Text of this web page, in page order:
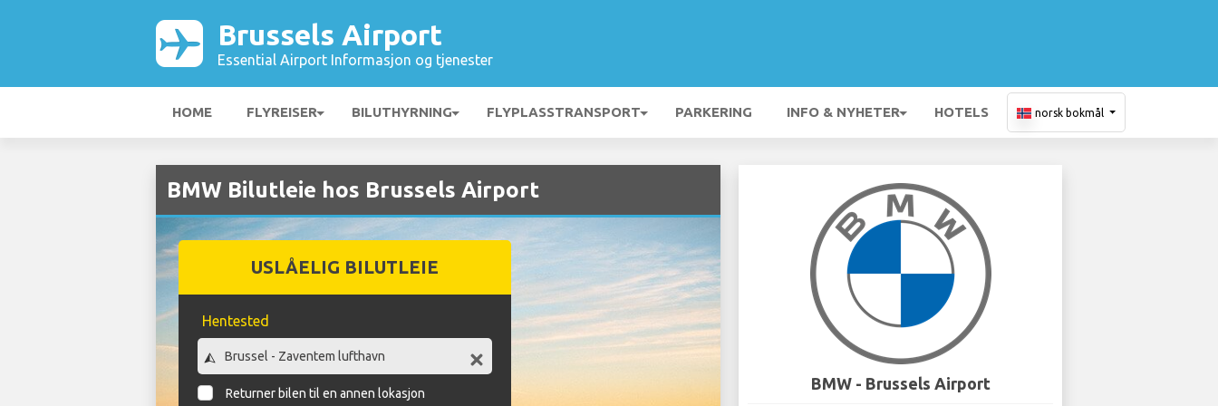
Brussels Airport
Essential Airport Informasjon og tjenester
HOME FLYREISER BILUTHYRNING FLYPLASSTRANSPORT PARKERING INFO & NYHETER HOTELS norsk bokmål
BMW Bilutleie hos Brussels Airport
USLÅELIG BILUTLEIE
Hentested
Returner bilen til en annen lokasjon
BMW - Brussels Airport